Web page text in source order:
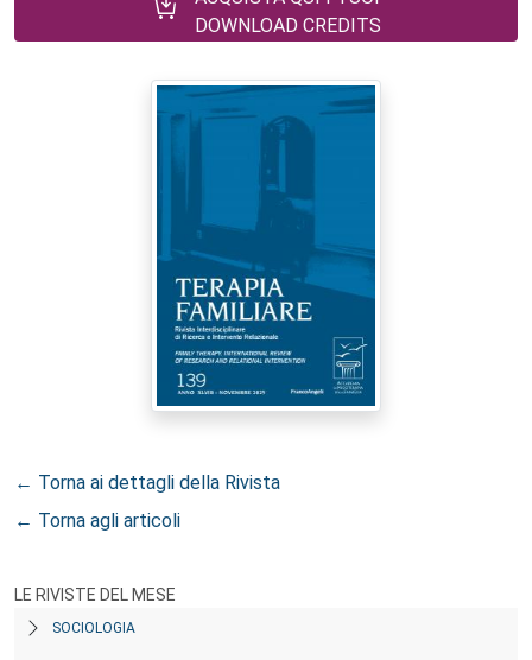
DOWNLOAD CREDITS
← Torna ai dettagli della Rivista
← Torna agli articoli
LE RIVISTE DEL MESE
SOCIOLOGIA